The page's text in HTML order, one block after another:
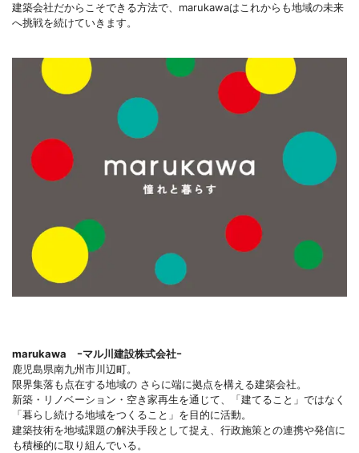
建築会社だからこそできる方法で、marukawaはこれからも地域の未来
へ挑戦を続けていきます。
marukawa ｰマル川建設株式会社ｰ
鹿児島県南九州市川辺町。
限界集落も点在する地域の さらに端に拠点を構える建築会社。
新築・リノベーション・空き家再生を通じて、「建てること」ではなく
「暮らし続ける地域をつくること」を目的に活動。
建築技術を地域課題の解決手段として捉え、行政施策との連携や発信に
も積極的に取り組んでいる。